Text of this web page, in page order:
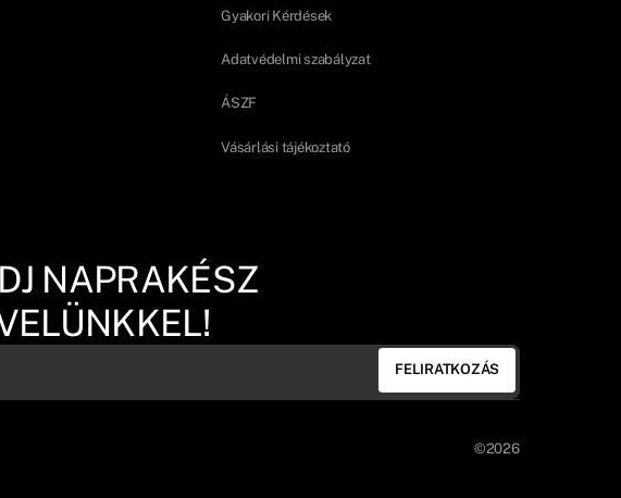
Gyakori Kérdések
Adatvédelmi szabályzat
ÁSZF
Vásárlási tájékoztató
NAPRAKÉSZ
FELIRATKOZÁS
©2026